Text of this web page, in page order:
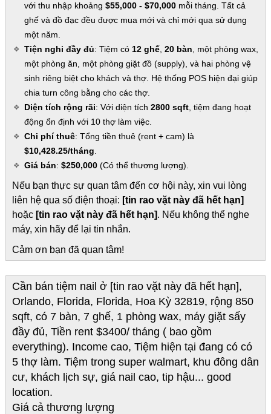
với thu nhập khoảng $55,000 - $70,000mỗi tháng. Tất cả
ghế và đồ đạc đều được mua mới và chỉ mới qua sử dụng
một năm.
Tiện nghi đầy đủ: Tiệm có 12 ghế, 20 bàn , một phòng wax,
một phòng ăn, một phòng giặt đồ (supply), và hai phòng vệ
sinh riêng biệt cho khách và thợ. Hệ thống POS hiện đại giúp
chia turn công bằng cho các thợ.
Diện tích rộng rãi: Với diện tích 2800 sqft, tiệm đang hoạt
động ổn định với 10 thợ làm việc.
Chi phí thuê: Tổng tiền thuê (rent + cam) là
$10,428.25/tháng
Giá bán: $250,000(Có thể thương lượng).
Nếu bạn thực sự quan tâm đến cơ hội này, xin vui lòng
liên hệ qua số điện thoại: [tin rao vặt này đã hết hạn]
hoặc [tin rao vặt này đã hết hạn]. Nếu không thể nghe
máy, xin hãy để lại tin nhắn.
Cảm ơn bạn đã quan tâm!
Cần bán tiệm nail ở [tin rao vặt này đã hết hạn],
Orlando, Florida, Florida, Hoa Kỳ 32819, rộng 850
sqft, có 7 bàn, 7 ghế, 1 phòng wax, máy giặt sấy
đầy đủ, Tiền rent $3400/ tháng ( bao gồm
everything). Income cao, Tiệm hiện tại đang có có
5 thợ làm. Tiệm trong super walmart, khu đông dân
cư, khách lịch sự, giá nail cao, tip hậu... good
location.
Giá cả thương lượng